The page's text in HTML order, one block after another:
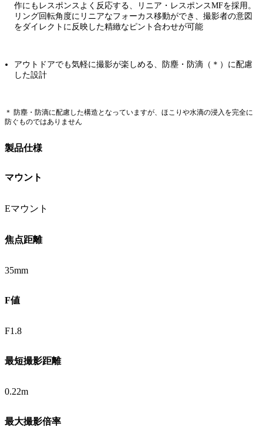
作にもレスポンスよく反応する、リニア・レスポンスMFを採用。
リング回転角度にリニアなフォーカス移動ができ、撮影者の意図
をダイレクトに反映した精緻なピント合わせが可能
アウトドアでも気軽に撮影が楽しめる、防塵・防滴（＊）に配慮
した設計
＊ 防塵・防滴に配慮した構造となっていますが、ほこりや水滴の浸入を完全に
防ぐものではありません
製品仕様
マウント
Eマウント
焦点距離
35mm
F値
F1.8
最短撮影距離
0.22m
最大撮影倍率